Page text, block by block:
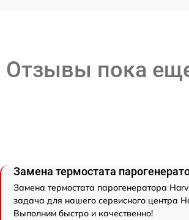
Отзывы пока
Замена термостата
Замена термостата парогенератора
задача для нашего сервисного центра
Выполним быстро и качественно!